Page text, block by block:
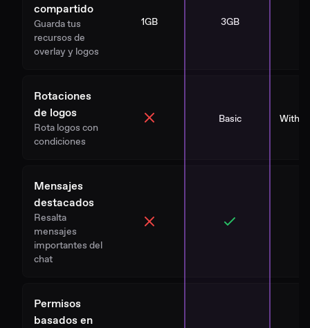
compartido
Guarda tus
recursos de
overlay y logos
1GB 3GB
Rotaciones
de logos
Rota logos con
condiciones
Basic With
Mensajes
destacados
Resalta
mensajes
importantes del
chat
Permisos
basados en